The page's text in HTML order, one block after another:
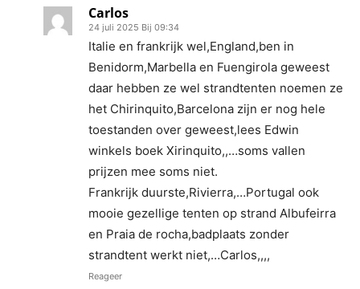
Carlos
24 juli 2025 Bij 09:34
Italie en frankrijk wel,England,ben in
Benidorm,Marbella en Fuengirola geweest
daar hebben ze wel strandtenten noemen ze
het Chirinquito,Barcelona zijn er nog hele
toestanden over geweest,lees Edwin
winkels boek Xirinquito,,…soms vallen
prijzen mee soms niet.
Frankrijk duurste,Rivierra,…Portugal ook
mooie gezellige tenten op strand Albufeirra
en Praia de rocha,badplaats zonder
strandtent werkt niet,…Carlos,,,,
Reageer